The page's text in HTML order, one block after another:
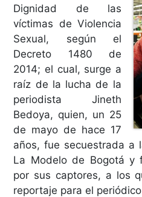
Dignidad de las
víctimas de Violencia
Sexual, según el
Decreto 1480 de
2014; el cual, surge a
raíz de la lucha de la
periodista Jineth
Bedoya, quien, un 25
de mayo de hace 17
años, fue secuestrada a
La Modelo de Bogotá y
por sus captores, a los
reportaje para el